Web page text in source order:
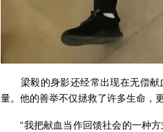
梁毅的身影还经常出现在无偿献
量。他的善举不仅拯救了许多生命，
“我把献血当作回馈社会的一种方